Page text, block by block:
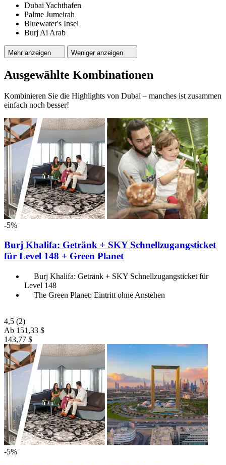
Dubai Yachthafen
Palme Jumeirah
Bluewater's Insel
Burj Al Arab
Mehr anzeigen Weniger anzeigen
Ausgewählte Kombinationen
Kombinieren Sie die Highlights von Dubai – manches ist zusammen
einfach noch besser!
-5%
Burj Khalifa: Getränk + SKY Schnellzugangsticket
für Level 148 + Green Planet
Burj Khalifa: Getränk + SKY Schnellzugangsticket für
Level 148
The Green Planet: Eintritt ohne Anstehen
4,5 (2)
Ab 151,33 $
143,77 $
-5%